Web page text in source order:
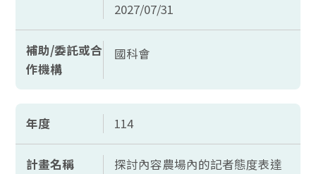
2027/07/31
補助/委託或合
作機構
國科會
年度 114
計畫名稱
探討內容農場內的記者態度表達